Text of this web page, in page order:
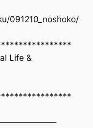
091210_noshoko/
Life &